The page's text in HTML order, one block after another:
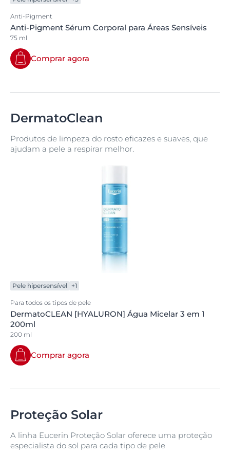
Anti-Pigment
Anti-Pigment Sérum Corporal para Áreas Sensíveis
75 ml
Comprar agora
DermatoClean
Produtos de limpeza do rosto eficazes e suaves, que
ajudam a pele a respirar melhor.
Pele hipersensível +1
Para todos os tipos de pele
DermatoCLEAN [HYALURON] Água Micelar 3 em 1
200ml
200 ml
Comprar agora
Proteção Solar
A linha Eucerin Proteção Solar oferece uma proteção
especialista do sol para cada tipo de pele